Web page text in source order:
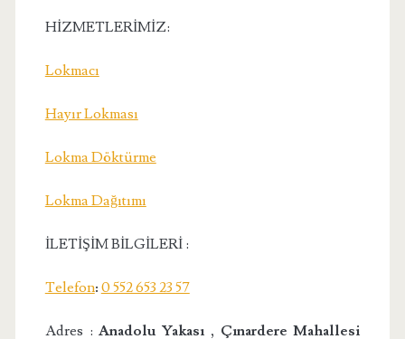
HİZMETLERİMİZ:
Lokmacı
Hayır Lokması
Lokma Döktürme
Lokma Dağıtımı
İLETİŞİM BİLGİLERİ :
Telefon: 0 552 653 23 57
Adres :Anadolu Yakası , Çınardere Mahallesi